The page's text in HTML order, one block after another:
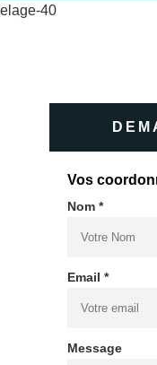
Vos
Nom *
Email *
Message